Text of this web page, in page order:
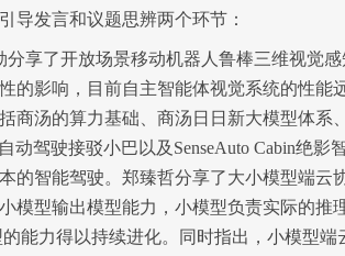
导发言和议题思辨两个环节：
分享了开放场景移动机器人鲁棒三维视觉
的影响，目前自主智能体视觉系统的性能
商汤的算力基础、商汤日日新大模型体系、
动驾驶接驳小巴以及 SenseAuto Cabin绝影
的智能驾驶。郑臻哲分享了大小模型端云
模型输出模型能力 ， 小模型负责实际的推
能力得以持续进化。 同时指出， 小模型端